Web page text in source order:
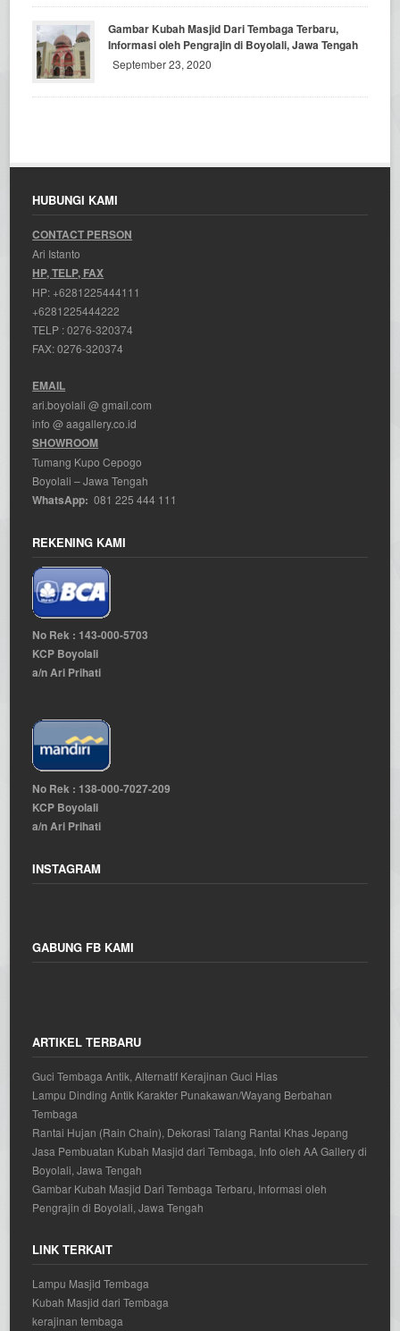
Gambar Kubah Masjid Dari Tembaga Terbaru,
Informasi oleh Pengrajin di Boyolali, Jawa Tengah
September 23, 2020
HUBUNGI KAMI
CONTACT PERSON
Ari Istanto
HP, TELP, FAX
HP: +6281225444111
+6281225444222
TELP :0276-320374
FAX: 0276-320374
EMAIL
ari.boyolali @ gmail.com
info @ aagallery.co.id
SHOWROOM
Tumang Kupo Cepogo
Boyolali – Jawa Tengah
WhatsApp: 081 225 444 111
REKENING KAMI
No Rek : 143-000-5703
KCP Boyolali
a/n Ari Prihati
No Rek : 138-000-7027-209
KCP Boyolali
a/n Ari Prihati
INSTAGRAM
GABUNG FB KAMI
ARTIKEL TERBARU
Guci Tembaga Antik, Alternatif Kerajinan Guci Hias
Lampu Dinding Antik Karakter Punakawan/Wayang Berbahan
Tembaga
Rantai Hujan (Rain Chain), Dekorasi Talang Rantai Khas Jepang
Jasa Pembuatan Kubah Masjid dari Tembaga, Info oleh AA Gallery di
Boyolali, Jawa Tengah
Gambar Kubah Masjid Dari Tembaga Terbaru, Informasi oleh
Pengrajin di Boyolali, Jawa Tengah
LINK TERKAIT
Lampu Masjid Tembaga
Kubah Masjid dari Tembaga
kerajinan tembaga